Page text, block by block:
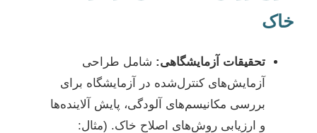
خاک
تحقیقات آزمایشگاهی: شامل طراحی
آزمایش‌های کنترل‌شده در آزمایشگاه برای
بررسی مکانیسم‌های آلودگی، پایش آلاینده‌ها
و ارزیابی روش‌های اصلاح خاک. (مثال: